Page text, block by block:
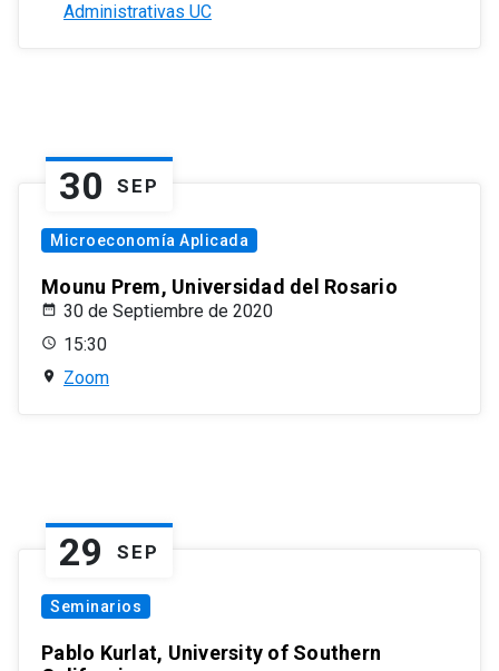
Administrativas UC
30 SEP
Microeconomía Aplicada
Mounu Prem, Universidad del Rosario
30 de Septiembre de 2020
15:30
Zoom
29 SEP
Seminarios
Pablo Kurlat, University of Southern